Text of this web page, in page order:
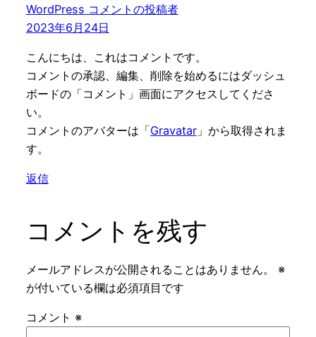
WordPress コメントの投稿者
2023年6月24日
こんにちは、これはコメントです。
コメントの承認、編集、削除を始めるにはダッシュ
ボードの「コメント」画面にアクセスしてくださ
い。
コメントのアバターは「Gravatar」から取得されま
す。
返信
コメントを残す
メールアドレスが公開されることはありません。
※
が付いている欄は必須項目です
コメント ※